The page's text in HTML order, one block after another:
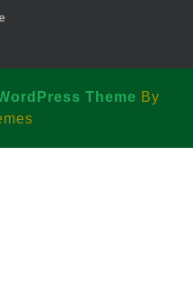
Theme By